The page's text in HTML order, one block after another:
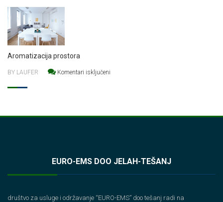
Aromatizacija prostora
BY LAUFER Komentari isključeni
EURO-EMS DOO JELAH-TEŠANJ
društvo za usluge i održavanje “EURO-EMS” doo tešanj radi na